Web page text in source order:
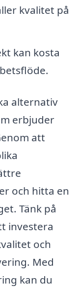
kvalitet på
kan kosta
alternativ
erbjuder
att
och hitta en
Tänk på
investera
och
Med
kan du